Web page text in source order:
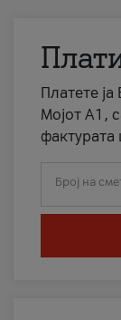
Платете
Мојот А1,
фактурата
Број на